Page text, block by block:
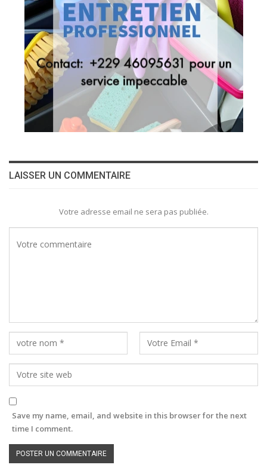
LAISSER UN COMMENTAIRE
Votre adresse email ne sera pas publiée.
Save my name, email, and website in this browser for the next
time I comment.